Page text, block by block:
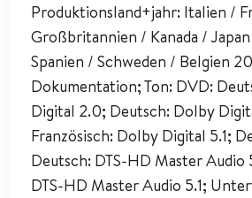
Produktionsland+jahr: Italien /
Großbritannien / Kanada /
Spanien / Schweden / Belgien
Dokumentation; Ton: DVD:
Digital 2.0; Deutsch: Dolby
Französisch: Dolby Digital 5.1;
Deutsch: DTS-HD Master Audio
DTS-HD Master Audio 5.1;